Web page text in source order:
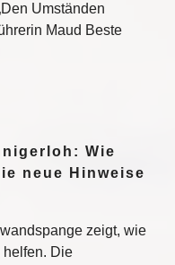
Umständen
Maud Beste
Wie
neue Hinweise
zeigt, wie
helfen. Die